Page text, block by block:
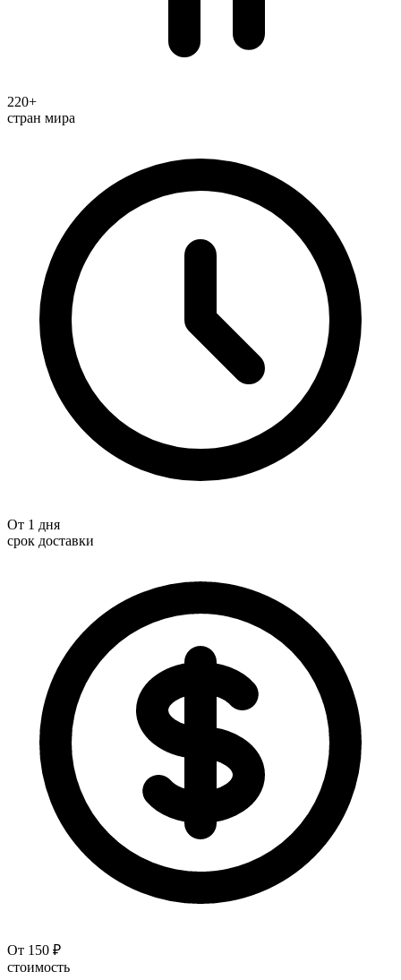
220+
стран мира
От 1 дня
срок доставки
От 150 ₽
стоимость